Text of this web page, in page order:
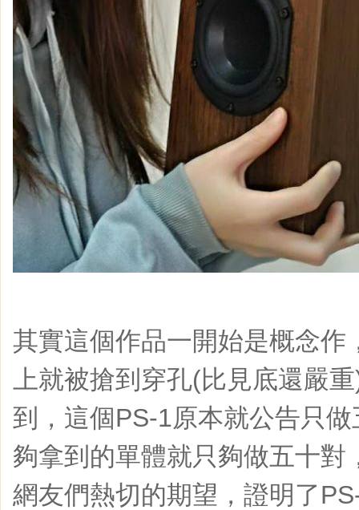
其實這個作品一開始是概念作
上就被搶到穿孔(比見底還嚴
到，這個PS-1原本就公告只
夠拿到的單體就只夠做五十對
網友們熱切的期望，證明了